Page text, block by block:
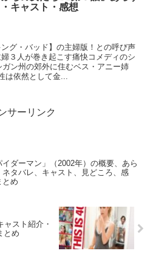
・キャスト・感想
グ・バッド】の主婦版！との呼び声
３人が巻き起こす痛快コメディのシ
ン州の郊外に住むベス・アニー姉
は依然として金...
サーリンク
イダーマン」（2002年）の概要、あら
ネタバレ、キャスト、見どころ、感
とめ
ャスト紹介・
とめ